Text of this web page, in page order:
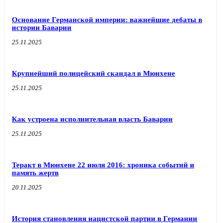
Основание Германской империи: важнейшие дебаты в
истории Баварии
25.11.2025
Крупнейший полицейский скандал в Мюнхене
25.11.2025
Как устроена исполнительная власть Баварии
25.11.2025
Теракт в Мюнхене 22 июля 2016: хроника событий и
память жертв
20.11.2025
История становления нацистской партии в Германии